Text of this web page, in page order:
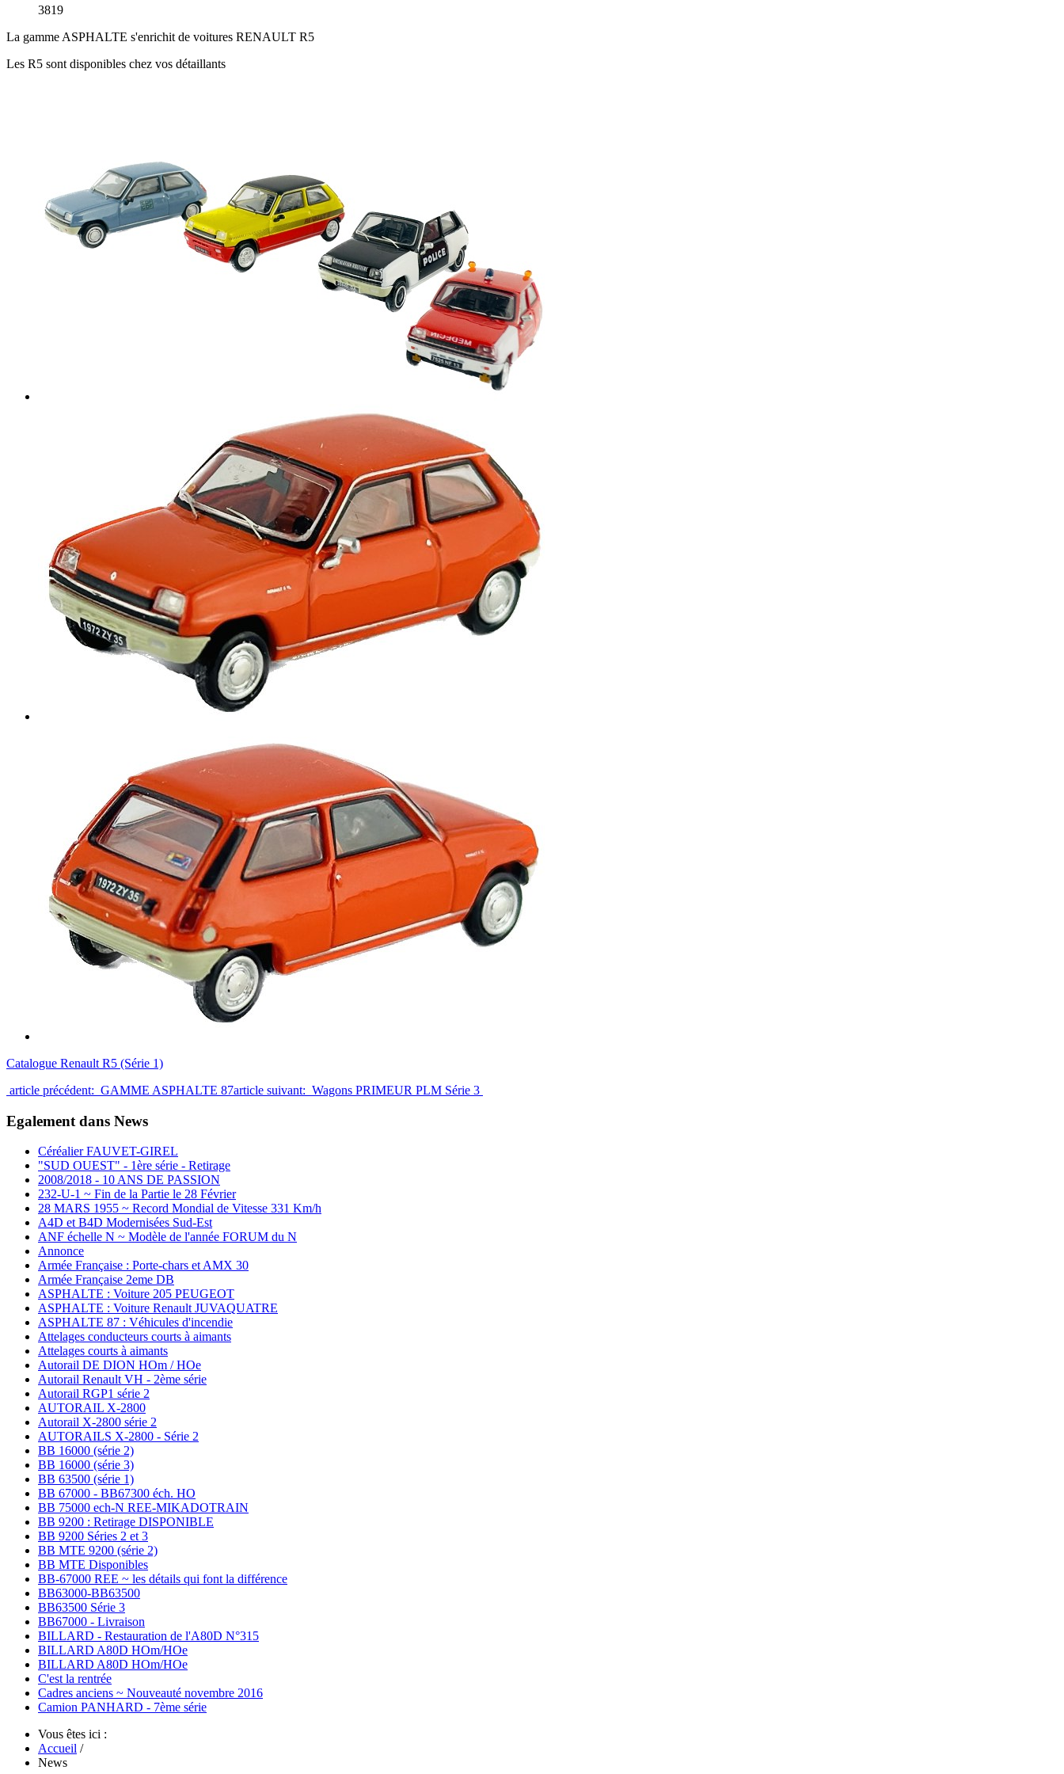
3819
La gamme ASPHALTE s'enrichit de voitures RENAULT R5
Les R5 sont disponibles chez vos détaillants
Catalogue Renault R5 (Série 1)
article précédent: GAMME ASPHALTE 87article suivant: Wagons PRIMEUR PLM Série 3
Egalement dans News
Céréalier FAUVET-GIREL
"SUD OUEST" - 1ère série - Retirage
2008/2018 - 10 ANS DE PASSION
232-U-1 ~ Fin de la Partie le 28 Février
28 MARS 1955 ~ Record Mondial de Vitesse 331 Km/h
A4D et B4D Modernisées Sud-Est
ANF échelle N ~ Modèle de l'année FORUM du N
Annonce
Armée Française : Porte-chars et AMX 30
Armée Française 2eme DB
ASPHALTE : Voiture 205 PEUGEOT
ASPHALTE : Voiture Renault JUVAQUATRE
ASPHALTE 87 : Véhicules d'incendie
Attelages conducteurs courts à aimants
Attelages courts à aimants
Autorail DE DION HOm / HOe
Autorail Renault VH - 2ème série
Autorail RGP1 série 2
AUTORAIL X-2800
Autorail X-2800 série 2
AUTORAILS X-2800 - Série 2
BB 16000 (série 2)
BB 16000 (série 3)
BB 63500 (série 1)
BB 67000 - BB67300 éch. HO
BB 75000 ech-N REE-MIKADOTRAIN
BB 9200 : Retirage DISPONIBLE
BB 9200 Séries 2 et 3
BB MTE 9200 (série 2)
BB MTE Disponibles
BB-67000 REE ~ les détails qui font la différence
BB63000-BB63500
BB63500 Série 3
BB67000 - Livraison
BILLARD - Restauration de l'A80D N°315
BILLARD A80D HOm/HOe
BILLARD A80D HOm/HOe
C'est la rentrée
Cadres anciens ~ Nouveauté novembre 2016
Camion PANHARD - 7ème série
Vous êtes ici :
Accueil /
News